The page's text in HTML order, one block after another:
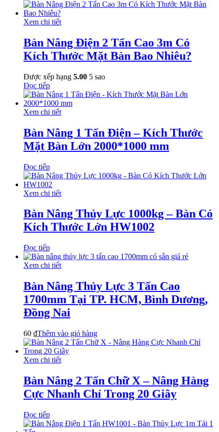
Xem chi tiết
Bàn Nâng Điện 2 Tấn Cao 3m Có
Kích Thước Mặt Bàn Bao Nhiêu?
Được xếp hạng 5.00 5 sao
Đọc tiếp
Xem chi tiết
Bàn Nâng 1 Tấn Điện – Kích Thước
Mặt Bàn Lớn 2000*1000 mm
Đọc tiếp
Xem chi tiết
Bàn Nâng Thủy Lực 1000kg – Bàn Có
Kích Thước Lớn HW1002
Đọc tiếp
Xem chi tiết
Bàn Nâng Thủy Lực 3 Tấn Cao
1700mm Tại TP. HCM, Bình Dương,
Đồng Nai
60 ₫Thêm vào giỏ hàng
Xem chi tiết
Bàn Nâng 2 Tấn Chữ X – Nâng Hàng
Cực Nhanh Chỉ Trong 20 Giây
Đọc tiếp